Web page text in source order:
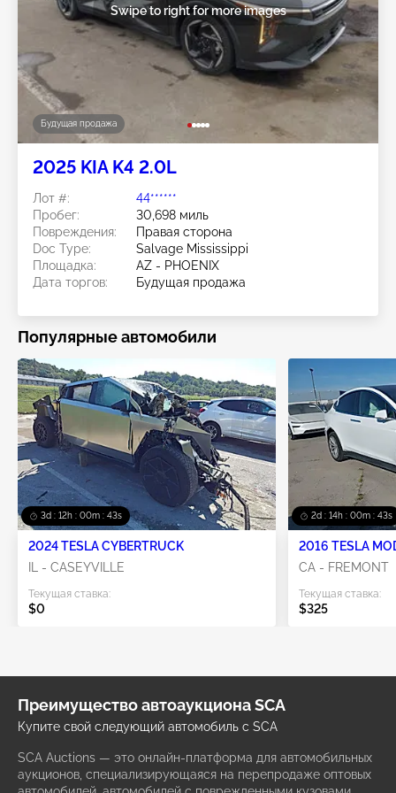
Будущая продажа
Swipe to right for more images
2025 KIA K4 2.0L
Лот #:
44******
Пробег:
30,698 миль
Повреждения:
Правая сторона
Doc Type:
Salvage Mississippi
Площадка:
AZ - PHOENIX
Дата торгов:
Будущая продажа
Популярные автомобили
3d : 12h : 00m : 41s
2024 TESLA CYBERTRUCK
IL - CASEYVILLE
Текущая ставка:
$0
2d : 14h : 00m : 41s
2016 TESLA
CA - FREMONT
Текущая ставка:
$325
Преимущество автоаукциона SCA
Купите свой следующий автомобиль с SCA
SCA Auctions — это онлайн-платформа для автомобильных
аукционов, специализирующаяся на перепродаже оптовых